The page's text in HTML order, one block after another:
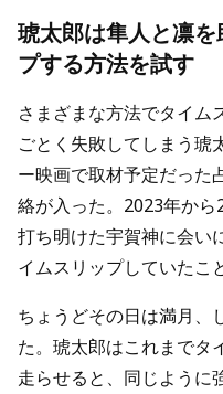
琥太郎は隼人と凛
プする方法を試す
さまざまな方法でタイム
ごとく失敗してしまう琥
ー映画で取材予定だった
絡が入った。2023年か
打ち明けた宇賀神に会い
イムスリップしていたこ
ちょうどその日は満月、
た。琥太郎はこれまでタ
走らせると、同じように